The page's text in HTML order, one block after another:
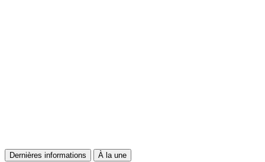
Dernières informations À la une